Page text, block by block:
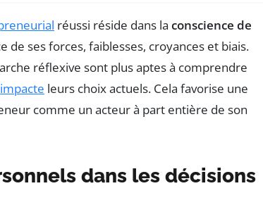
réussi réside dans la conscience de
ses forces, faiblesses, croyances et biais.
réflexive sont plus aptes à comprendre
impacte leurs choix actuels. Cela favorise une
comme un acteur à part entière de son
dans les décisions